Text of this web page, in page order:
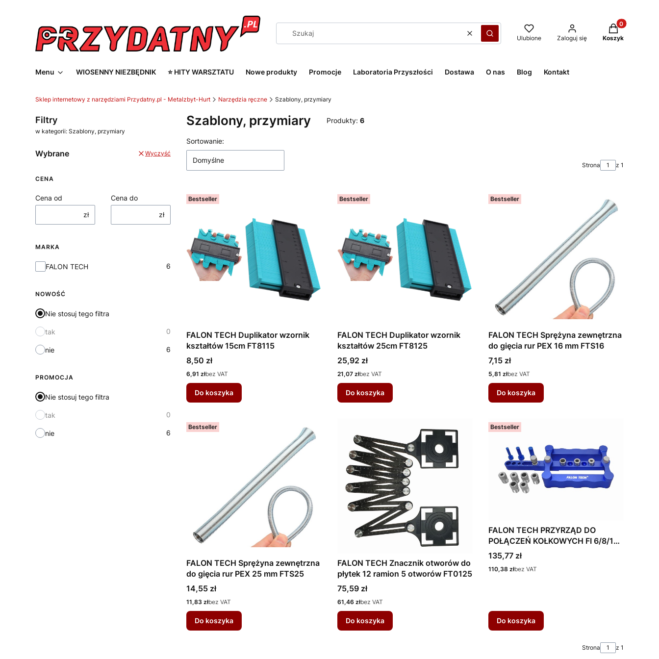
WyczyśćSzukaj Ulubione Zaloguj się
Produkty w
Koszyk
Menu WIOSENNY NIEZBĘDNIK ⭐ HITY WARSZTATU Nowe produkty Promocje Laboratoria Przyszłości Dostawa O nas Blog Kontakt
Sklep internetowy z narzędziami Przydatny.pl - Metalzbyt-Hurt Narzędzia ręczne Szablony, przymiary
Filtry
w kategorii: Szablony, przymiary
Wybrane Wyczyść
CENA
Cena od
zł
Cena do
zł
MARKA
MarkaFALON TECH 6
NOWOŚĆ
Nie stosuj tego filtra
tak 0
nie 6
PROMOCJA
Nie stosuj tego filtra
tak 0
nie 6
Szablony, przymiary Produkty: 6
Lista produktów
Sortowanie:
Domyślne
Strona z 1
Bestseller
FALON TECH Duplikator wzornik
kształtów 15cm FT8115
Cena
8,50 zł
Cena
6,91 złbez VAT
Do koszyka
Bestseller
FALON TECH Duplikator wzornik
kształtów 25cm FT8125
Cena
25,92 zł
Cena
21,07 złbez VAT
Do koszyka
Bestseller
FALON TECH Sprężyna zewnętrzna
do gięcia rur PEX 16 mm FTS16
Cena
7,15 zł
Cena
5,81 złbez VAT
Do koszyka
Bestseller
FALON TECH Sprężyna zewnętrzna
do gięcia rur PEX 25 mm FTS25
Cena
14,55 zł
Cena
11,83 złbez VAT
Do koszyka
FALON TECH Znacznik otworów do
płytek 12 ramion 5 otworów FT0125
Cena
75,59 zł
Cena
61,46 złbez VAT
Do koszyka
Bestseller
FALON TECH PRZYRZĄD DO
POŁĄCZEŃ KOŁKOWYCH FI 6/8/10
mm FT1115
Cena
135,77 zł
Cena
110,38 złbez VAT
Do koszyka
Strona z 1